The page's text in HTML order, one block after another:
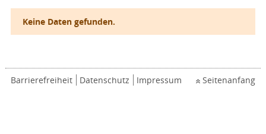
Keine Daten gefunden.
Barrierefreiheit Datenschutz Impressum Seitenanfang